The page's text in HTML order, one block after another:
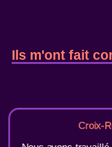
Ils m'ont fait
Croix-